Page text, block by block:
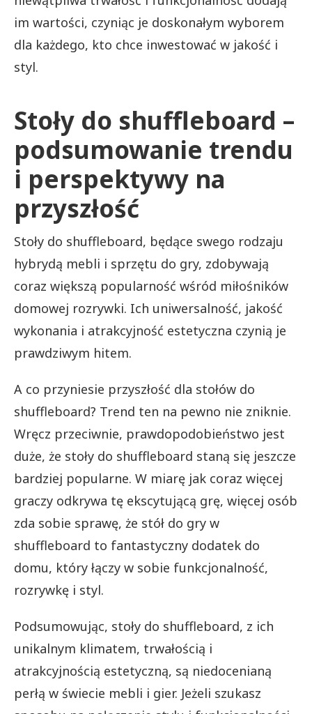
im wartości, czyniąc je doskonałym wyborem
dla każdego, kto chce inwestować w jakość i
styl.
Stoły do shuffleboard –
podsumowanie trendu
i perspektywy na
przyszłość
Stoły do shuffleboard, będące swego rodzaju
hybrydą mebli i sprzętu do gry, zdobywają
coraz większą popularność wśród miłośników
domowej rozrywki. Ich uniwersalność, jakość
wykonania i atrakcyjność estetyczna czynią je
prawdziwym hitem.
A co przyniesie przyszłość dla stołów do
shuffleboard? Trend ten na pewno nie zniknie.
Wręcz przeciwnie, prawdopodobieństwo jest
duże, że stoły do shuffleboard staną się jeszcze
bardziej popularne. W miarę jak coraz więcej
graczy odkrywa tę ekscytującą grę, więcej osób
zda sobie sprawę, że stół do gry w
shuffleboard to fantastyczny dodatek do
domu, który łączy w sobie funkcjonalność,
rozrywkę i styl.
Podsumowując, stoły do shuffleboard, z ich
unikalnym klimatem, trwałością i
atrakcyjnością estetyczną, są niedocenianą
perłą w świecie mebli i gier. Jeżeli szukasz